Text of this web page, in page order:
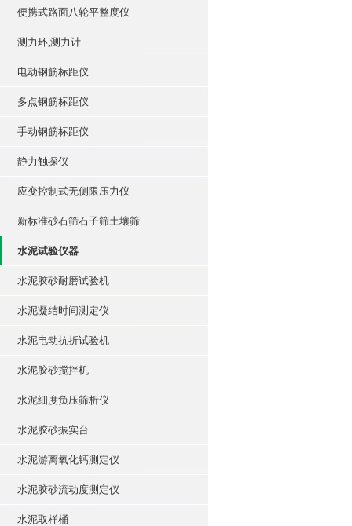
便携式路面八轮平整度仪
测力环,测力计
电动钢筋标距仪
多点钢筋标距仪
手动钢筋标距仪
静力触探仪
应变控制式无侧限压力仪
新标准砂石筛石子筛土壤筛
水泥试验仪器
水泥胶砂耐磨试验机
水泥凝结时间测定仪
水泥电动抗折试验机
水泥胶砂搅拌机
水泥细度负压筛析仪
水泥胶砂振实台
水泥游离氧化钙测定仪
水泥胶砂流动度测定仪
水泥取样桶